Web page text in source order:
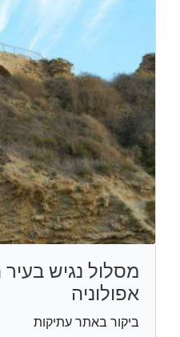
מסלול נגיש
אפולוניה
ביקור באתר עתיקות